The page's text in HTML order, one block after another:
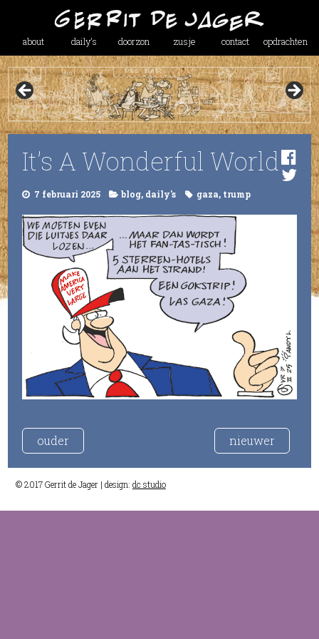
about daily’s doorzon zusje contact opdrachten
It’s A Wonderful World
7 februari 2025 blog, daily's gaza, trump
ouder nieuwer
© 2017 Gerrit de Jager | design: dc studio